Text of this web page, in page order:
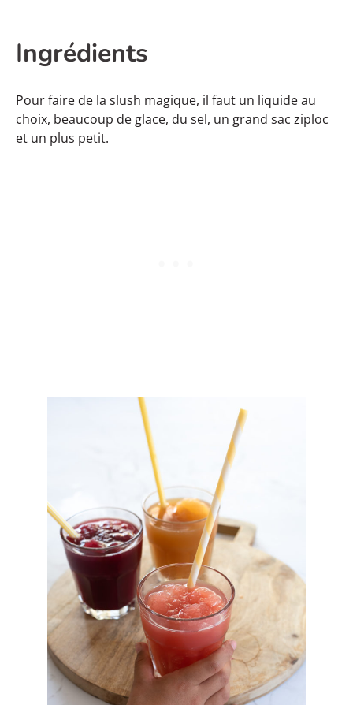
Ingrédients
Pour faire de la slush magique, il faut un liquide au
choix, beaucoup de glace, du sel, un grand sac ziploc
et un plus petit.